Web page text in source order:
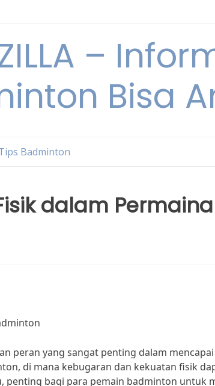
–
Bisa
Badminton
dalam
peran yang sangat penting dalam
di mana kebugaran dan kekuatan fisik
penting bagi para pemain badminton untuk